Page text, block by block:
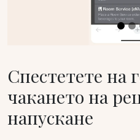
Спестетете на
чакането на
напускане